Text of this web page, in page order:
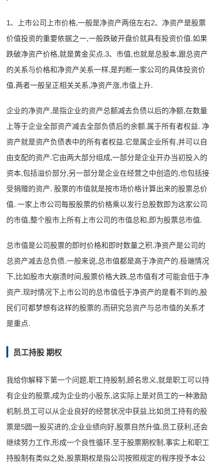
1、上市公司上市价格,一般是净资产两倍左右2、净资产是股票
价值投资的重要依据之一,一般跌破开盘价就具有投资价值.如果
跌破净资产价格,就是黄金买点.3、市值,也就是总股本,跟总资产
的关系与价格和净资产关系一样,是判断一家公司的具体投资价
值.两者一般呈正相关关系,净资产涨,市值上升.
企业的净资产,是指企业的资产总额减去负债以后的净额,在数量
上等于企业全部资产减去全部负债后的余额.属于所有者权益. 净
资产就是资产负债表中的所有者权益.它是属企业所有,并可以自
由支配的资产.它由两大部分组成,一部分是企业开办当初投入的
资本,包括溢价部分,另一部分是企业在经营之中创造的,也包括接
受捐赠的资产. 股票的市值就是按市场价格计算出来的股票总价
值. 一家上市公司每股股票的价格乘以发行总股数即为这家公司
的市值,整个股市上所有上市公司的市值总和,即为股票总市值.
总市值是公司股票的即时价格和即时数量之积.净资产是公司的
总资产减去总负债.一般来说,总市值都是高于净资产的.极端情况
下,比如股市大崩溃时间,股票价格大跌,总市值有才可能会低于净
资产.现时情况下上市公司的总市值低于净资产的是看不到的,股
民们可都梦想有这样的股票的.而研究总资产与总市值的关系才
是重点.
员工持股 期权
我给你解释下第一个问题,职工持股制,顾名思义,就是职工可以持
有企业的股票,成为企业的小股东,这实际上是对员工的一种激励
机制,员工可以从企业良好的经营状况中获益,比如员工持有的股
票是5圆一股买进的,企业业绩向好,股票自然升值,员工获利,还会
继续努力工作,形成一个良性循环.至于股票期权制,事实上和职工
持股制有类似之处,股票期权是指公司按照规定的程序授予本公